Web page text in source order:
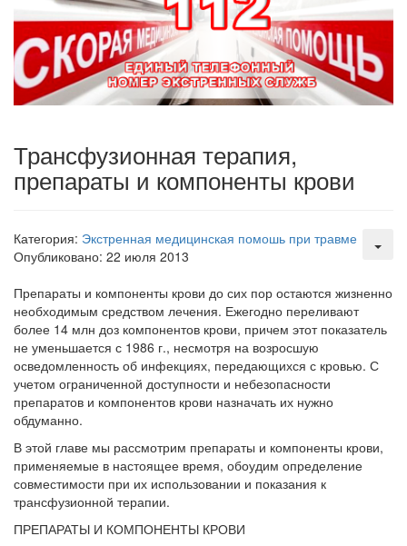
Зарплата врачей в 2018 году превысит средний доход
россиян в два раза
Глава Минздрава РФ
Вероника Скворцова
опровергла
сообщение о падении
ближайшие годы. Она
заявила об этом на
встрече с журналистами ведущих...
Местная анестезия развивает кардиотоксичность
здравоохранения озвучила
тревожную статистику. Она
касаются увеличения риска
острой кардиотоксичности и
роста сопутствующих
осложнений от...
Закон о праве родителей находиться с детьми в
реанимации внесен в Госдуму
Соответствующий
палату на
Трансфузионная терапия,
препараты и компоненты крови
Категория: Экстренная медицинская помошь при травме
Опубликовано: 22 июля 2013
Препараты и компоненты крови до сих пор остаются жизненно
не­обходимым средством лечения. Ежегодно переливают
более 14 млн доз компонентов крови, причем этот показатель
не уменьшается с 1986 г., несмотря на возросшую
осведомленность об инфекциях, пе­редающихся с кровью. С
учетом ограниченной доступности и небе­зопасности
препаратов и компонентов крови назначать их нужно
обдуманно.
В этой главе мы рассмотрим препараты и компоненты крови,
приме­няемые в настоящее время, обоудим определение
совместимости при их использовании и показания к
трансфузионной терапии.
ПРЕПАРАТЫ И КОМПОНЕНТЫ КРОВИ